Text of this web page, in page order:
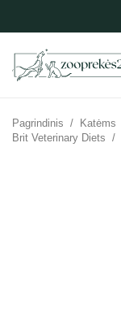
Pagrindinis / Katėms
Brit Veterinary Diets /